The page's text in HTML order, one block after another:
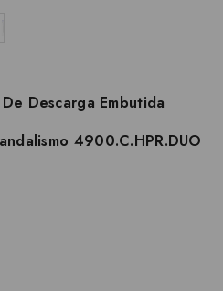
Descarga Embutida
4900.C.HPR.DUO